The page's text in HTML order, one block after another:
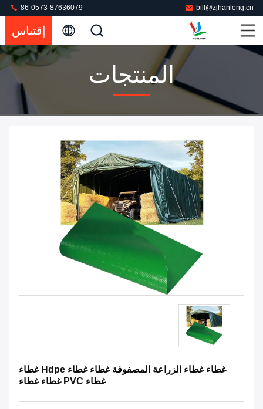
bill@zjhanlong.cn
86-0573-87636079
إقتباس
المنتجات
غطاء غطاء الزراعة المصفوفة غطاء غطاء Hdpe غطاء
غطاء PVC غطاء غطاء